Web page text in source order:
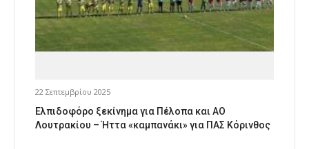
22 Σεπτεμβρίου 2025
Ελπιδοφόρο ξεκίνημα για Πέλοπα και ΑΟ
Λουτρακίου – Ήττα «καμπανάκι» για ΠΑΣ Κόρινθος